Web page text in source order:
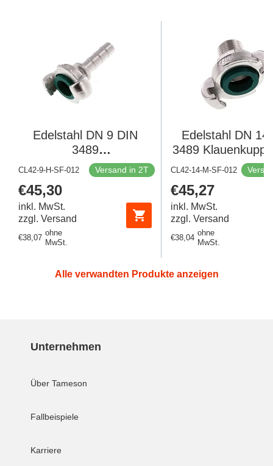
Edelstahl DN 9 DIN
3489
Drehklauenkupplung 13
mm (1/2'')
Schlauchbolzen
CL42-9-H-SF-012 Versand in 2T
Regulärer
Preis
€45,30
inkl. MwSt.
zzgl. Versand
Regulärer
€38,07
ohne
MwSt.
Edelstahl DN 14
3489
1/2''
CL42-14-M-SF-012
Regulärer
Preis
€45,27
inkl. MwSt.
zzgl. Versand
Regulärer
€38,04
ohne
MwSt.
Alle verwandten Produkte anzeigen
Unternehmen
Über Tameson
Fallbeispiele
Karriere